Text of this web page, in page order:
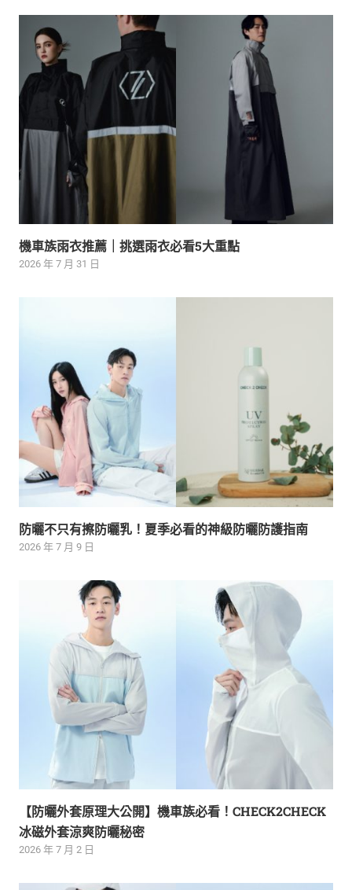
機車族雨衣推薦｜挑選雨衣必看5大重點
2026 年 7 月 31 日
防曬不只有擦防曬乳！夏季必看的神級防曬防護指南
2026 年 7 月 9 日
【防曬外套原理大公開】機車族必看！CHECK2CHECK
冰磁外套涼爽防曬秘密
2026 年 7 月 2 日